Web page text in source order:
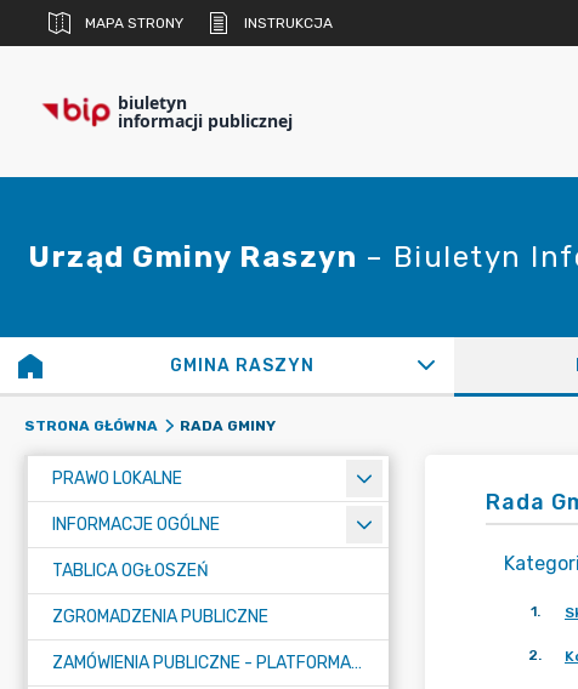
MAPA STRONY INSTRUKCJA
biuletyn
informacji publicznej
Urząd Gminy Raszyn – Biuletyn
GMINA RASZYN
STRONA GŁÓWNA RADA GMINY
PRAWO LOKALNE
INFORMACJE OGÓLNE
TABLICA OGŁOSZEŃ
ZGROMADZENIA PUBLICZNE
ZAMÓWIENIA PUBLICZNE - PLATFORMA ZAKUPOWA (OD 01.05.2025R.)
Rada
1.
2.